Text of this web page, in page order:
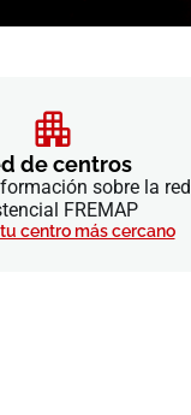
de centros
sobre la red
FREMAP
centro más cercano